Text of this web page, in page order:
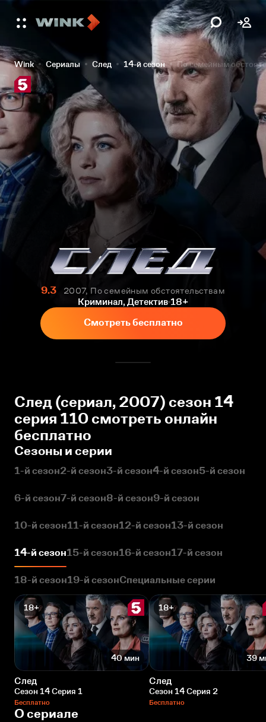
Wink Сериалы След 14-й сезон По семейным
9.3
2007, По семейным обстоятельствам
Криминал, Детектив 18+
Смотреть бесплатно
След (сериал, 2007) сезон 14
серия 110 смотреть онлайн
бесплатно
Сезоны и серии
1-й сезон2-й сезон3-й сезон4-й сезон5-й сезон
6-й сезон7-й сезон8-й сезон9-й сезон
10-й сезон11-й сезон12-й сезон13-й сезон
14-й сезон15-й сезон16-й сезон17-й сезон
18-й сезон19-й сезонСпециальные серии
18+
40 мин
След
Сезон 14 Серия 1
Бесплатно
18+
39
След
Сезон 14 Серия 2
Бесплатно
О сериале